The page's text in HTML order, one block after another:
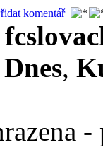
komentář
,